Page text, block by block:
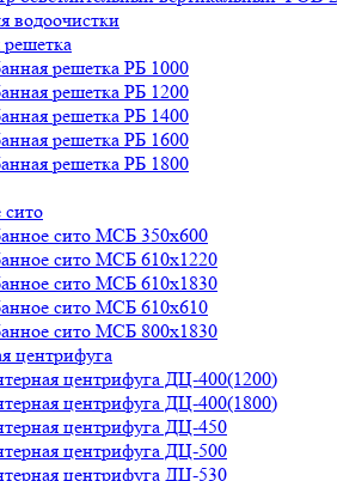
водоочистки
решетка
решетка РБ 1000
решетка РБ 1200
решетка РБ 1400
решетка РБ 1600
решетка РБ 1800
сито
сито МСБ 350x600
сито МСБ 610x1220
сито МСБ 610x1830
сито МСБ 610x610
сито МСБ 800x1830
центрифуга
центрифуга ДЦ-400(1200)
центрифуга ДЦ-400(1800)
центрифуга ДЦ-450
центрифуга ДЦ-500
центрифуга ДЦ-530